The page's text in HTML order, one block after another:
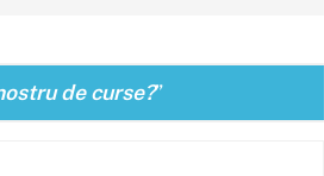
de curse?”